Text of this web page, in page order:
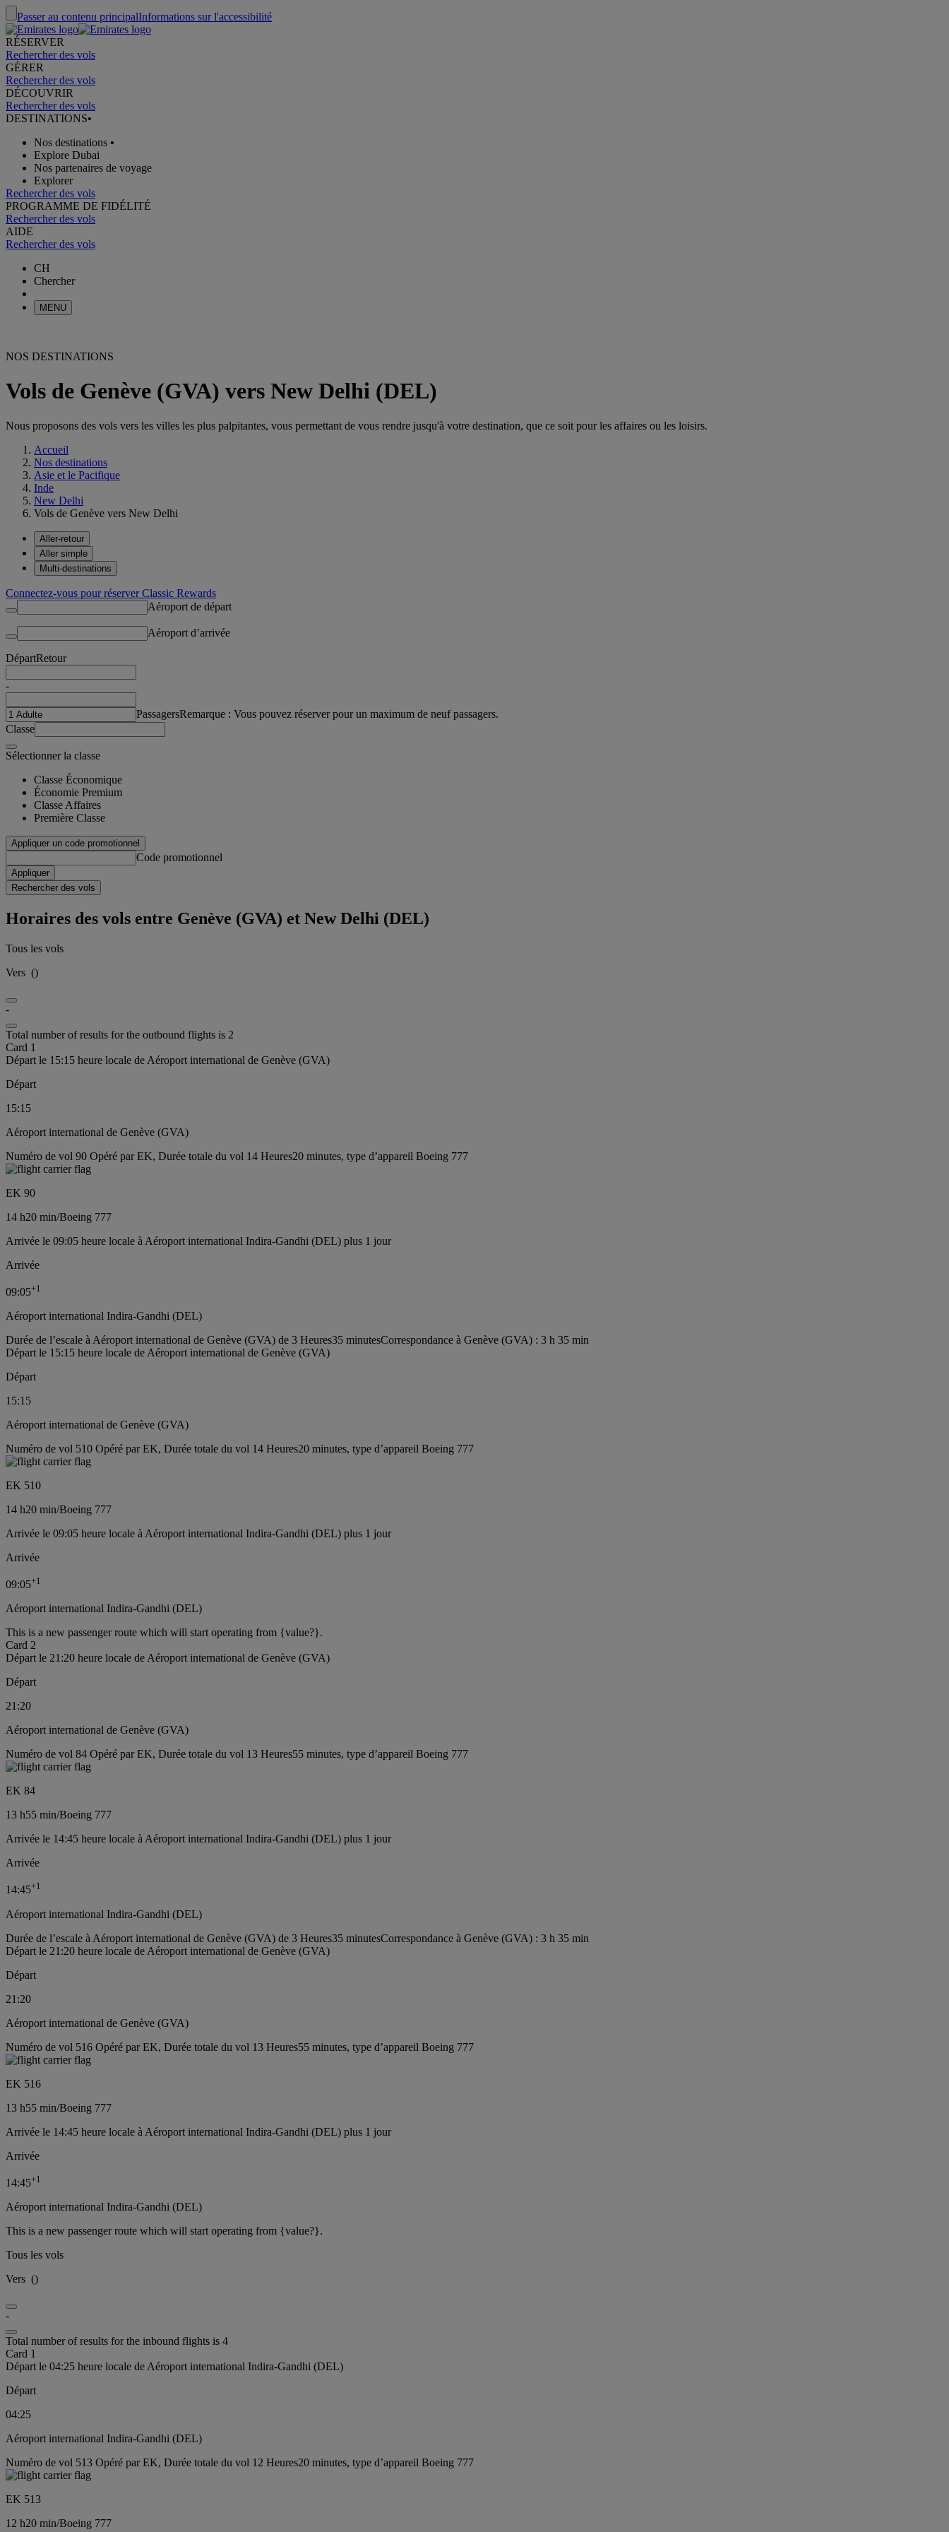
Passer au contenu principalInformations sur l'accessibilité
RÉSERVER
Rechercher des vols
GÉRER
Rechercher des vols
DÉCOUVRIR
Rechercher des vols
DESTINATIONS•
Nos destinations •
Explore Dubai
Nos partenaires de voyage
Explorer
Rechercher des vols
PROGRAMME DE FIDÉLITÉ
Rechercher des vols
AIDE
Rechercher des vols
CH
Chercher
MENU
NOS DESTINATIONS
Vols de Genève (GVA) vers New Delhi (DEL)
Nous proposons des vols vers les villes les plus palpitantes, vous permettant de vous rendre jusqu'à votre destination, que ce soit pour les affaires ou les loisirs.
Accueil
Nos destinations
Asie et le Pacifique
Inde
New Delhi
Vols de Genève vers New Delhi
Aller-retour
Aller simple
Multi-destinations
Connectez-vous pour réserver Classic Rewards
Aéroport de départ
Aéroport d’arrivée
DépartRetour
-
PassagersRemarque : Vous pouvez réserver pour un maximum de neuf passagers.
Classe
Sélectionner la classe
Classe Économique
Économie Premium
Classe Affaires
Première Classe
Appliquer un code promotionnel
Code promotionnel
Appliquer
Rechercher des vols
Horaires des vols entre Genève (GVA) et New Delhi (DEL)
Tous les vols
Vers ()
-
Total number of results for the outbound flights is 2
Card 1
Départ le 15:15 heure locale de Aéroport international de Genève (GVA)
Départ
15:15
Aéroport international de Genève (GVA)
Numéro de vol 90 Opéré par EK, Durée totale du vol 14 Heures20 minutes, type d’appareil Boeing 777
EK 90
14 h20 min/Boeing 777
Arrivée le 09:05 heure locale à Aéroport international Indira-Gandhi (DEL) plus 1 jour
Arrivée
09:05+1
Aéroport international Indira-Gandhi (DEL)
Durée de l’escale à Aéroport international de Genève (GVA) de 3 Heures35 minutesCorrespondance à Genève (GVA) : 3 h 35 min
Départ le 15:15 heure locale de Aéroport international de Genève (GVA)
Départ
15:15
Aéroport international de Genève (GVA)
Numéro de vol 510 Opéré par EK, Durée totale du vol 14 Heures20 minutes, type d’appareil Boeing 777
EK 510
14 h20 min/Boeing 777
Arrivée le 09:05 heure locale à Aéroport international Indira-Gandhi (DEL) plus 1 jour
Arrivée
09:05+1
Aéroport international Indira-Gandhi (DEL)
This is a new passenger route which will start operating from {value?}.
Card 2
Départ le 21:20 heure locale de Aéroport international de Genève (GVA)
Départ
21:20
Aéroport international de Genève (GVA)
Numéro de vol 84 Opéré par EK, Durée totale du vol 13 Heures55 minutes, type d’appareil Boeing 777
EK 84
13 h55 min/Boeing 777
Arrivée le 14:45 heure locale à Aéroport international Indira-Gandhi (DEL) plus 1 jour
Arrivée
14:45+1
Aéroport international Indira-Gandhi (DEL)
Durée de l’escale à Aéroport international de Genève (GVA) de 3 Heures35 minutesCorrespondance à Genève (GVA) : 3 h 35 min
Départ le 21:20 heure locale de Aéroport international de Genève (GVA)
Départ
21:20
Aéroport international de Genève (GVA)
Numéro de vol 516 Opéré par EK, Durée totale du vol 13 Heures55 minutes, type d’appareil Boeing 777
EK 516
13 h55 min/Boeing 777
Arrivée le 14:45 heure locale à Aéroport international Indira-Gandhi (DEL) plus 1 jour
Arrivée
14:45+1
Aéroport international Indira-Gandhi (DEL)
This is a new passenger route which will start operating from {value?}.
Tous les vols
Vers ()
-
Total number of results for the inbound flights is 4
Card 1
Départ le 04:25 heure locale de Aéroport international Indira-Gandhi (DEL)
Départ
04:25
Aéroport international Indira-Gandhi (DEL)
Numéro de vol 513 Opéré par EK, Durée totale du vol 12 Heures20 minutes, type d’appareil Boeing 777
EK 513
12 h20 min/Boeing 777